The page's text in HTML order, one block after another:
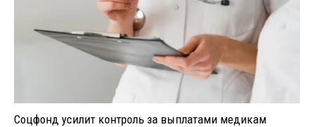
Соцфонд усилит контроль за выплатами медикам